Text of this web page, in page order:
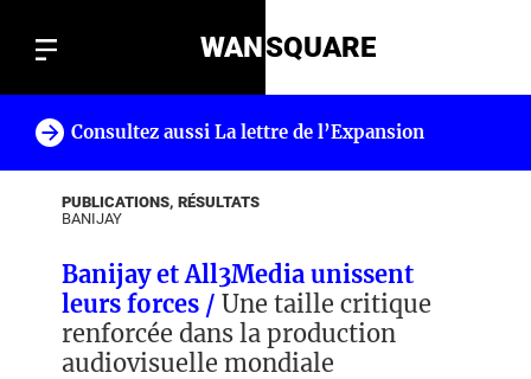
WANSQUARE
Consultez aussi La lettre de l’Expansion
PUBLICATIONS, RÉSULTATS
BANIJAY
Banijay et All3Media unissent
leurs forces / Une taille critique
renforcée dans la production
audiovisuelle mondiale